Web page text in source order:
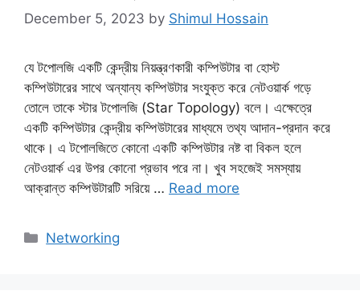
December 5, 2023 by Shimul Hossain
যে টপোলজি একটি কেন্দ্রীয় নিয়ন্ত্রণকারী কম্পিউটার বা হোস্ট
কম্পিউটারের সাথে অন্যান্য কম্পিউটার সংযুক্ত করে নেটওয়ার্ক গড়ে
তোলে তাকে স্টার টপোলজি (Star Topology) বলে। এক্ষেত্রে
একটি কম্পিউটার কেন্দ্রীয় কম্পিউটারের মাধ্যমে তথ্য আদান-প্রদান করে
থাকে। এ টপোলজিতে কোনো একটি কম্পিউটার নষ্ট বা বিকল হলে
নেটওয়ার্ক এর উপর কোনো প্রভাব পরে না। খুব সহজেই সমস্যায়
আক্রান্ত কম্পিউটারটি সরিয়ে … Read more
Categories
Networking